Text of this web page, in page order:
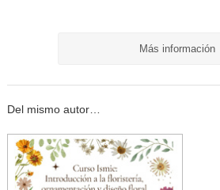
Más información
Del mismo autor…